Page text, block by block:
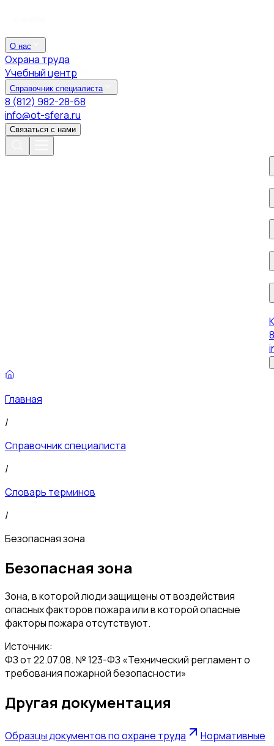
О нас
Охрана труда
Учебный центр
Справочник специалиста
8 (812) 982-28-68
info@ot-sfera.ru
Связаться с нами
Главная
/
Справочник специалиста
/
Словарь терминов
/
Безопасная зона
Безопасная зона
Зона, в которой люди защищены от воздействия
опасных факторов пожара или в которой опасные
факторы пожара отсутствуют.
Источник:
ФЗ от 22.07.08. № 123-ФЗ «Технический регламент о
требования пожарной безопасности»
Другая документация
Образцы документов по охране труда
Нормативные